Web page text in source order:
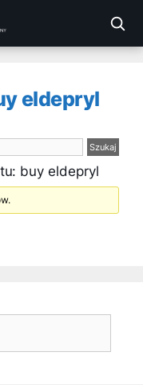
eldepryl
buy eldepryl